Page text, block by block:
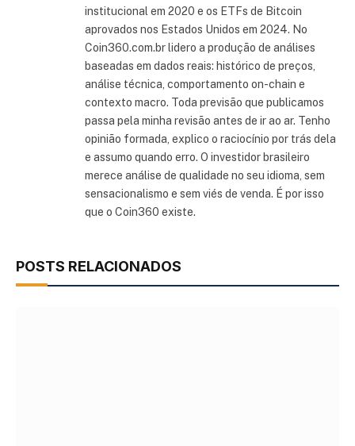
institucional em 2020 e os ETFs de Bitcoin
aprovados nos Estados Unidos em 2024. No
Coin360.com.br lidero a produção de análises
baseadas em dados reais: histórico de preços,
análise técnica, comportamento on-chain e
contexto macro. Toda previsão que publicamos
passa pela minha revisão antes de ir ao ar. Tenho
opinião formada, explico o raciocínio por trás dela
e assumo quando erro. O investidor brasileiro
merece análise de qualidade no seu idioma, sem
sensacionalismo e sem viés de venda. É por isso
que o Coin360 existe.
POSTS RELACIONADOS